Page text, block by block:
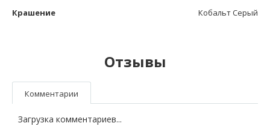
Крашение Кобальт Серый
Отзывы
Комментарии
Загрузка комментариев...